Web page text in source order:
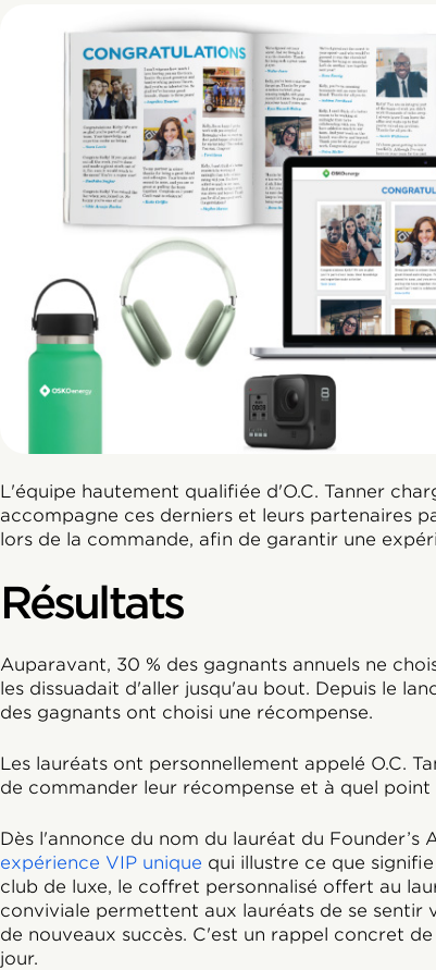
L'équipe hautement qualifiée d'O.C. Tanner
accompagne ces derniers et leurs partenaires
lors de la commande, afin de garantir une
Résultats
Auparavant, 30 % des gagnants annuels ne
les dissuadait d'aller jusqu'au bout. Depuis le
des gagnants ont choisi une récompense.
Les lauréats ont personnellement appelé O.C.
de commander leur récompense et à quel
Dès l'annonce du nom du lauréat du Founder’s
expérience VIP unique qui illustre ce que
club de luxe, le coffret personnalisé offert au
conviviale permettent aux lauréats de se
de nouveaux succès. C'est un rappel concret
jour.